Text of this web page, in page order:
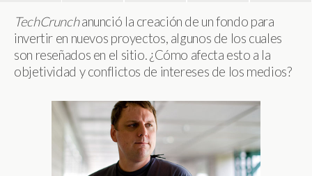
TechCrunchanunció la creación de un fondo para
invertir en nuevos proyectos, algunos de los cuales
son reseñados en el sitio. ¿Cómo afecta esto a la
objetividad y conflictos de intereses de los medios?